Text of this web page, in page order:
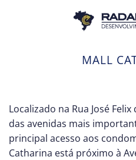
MALL
Localizado na Rua José
das avenidas mais
principal acesso aos
Catharina está próximo à